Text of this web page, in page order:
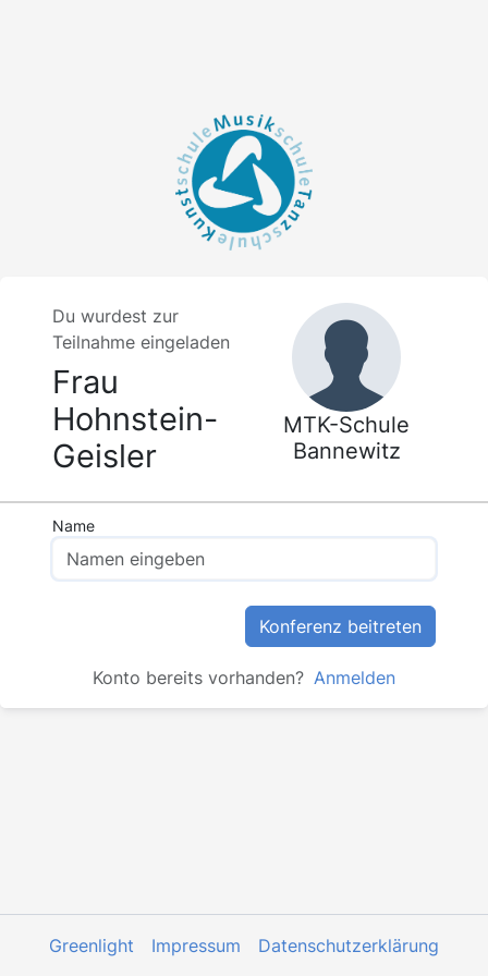
Du wurdest zur
Teilnahme eingeladen
Frau
Hohnstein-
Geisler
MTK-Schule
Bannewitz
Name
Konferenz beitreten
Konto bereits vorhanden? Anmelden
Greenlight Impressum Datenschutzerklärung